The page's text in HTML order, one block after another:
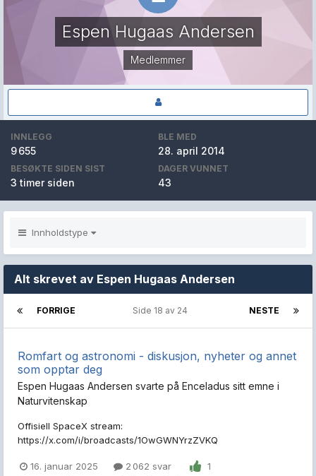
Espen Hugaas Andersen
Medlemmer
INNLEGG
9 655
BLE MED
28. april 2014
BESØKTE SIDEN SIST
3 timer siden
DAGER VUNNET
43
Innholdstype
Alt skrevet av Espen Hugaas Andersen
FORRIGE NESTE
Side 18 av 24
Romfart og astronomi - diskusjon, nyheter og annet
som opptar deg
Espen Hugaas Andersen svarte på Enceladus sitt emne i
Naturvitenskap
Offisiell SpaceX stream:
https://x.com/i/broadcasts/1OwGWNYrzZVKQ
16. januar 2025 2 062 svar 1